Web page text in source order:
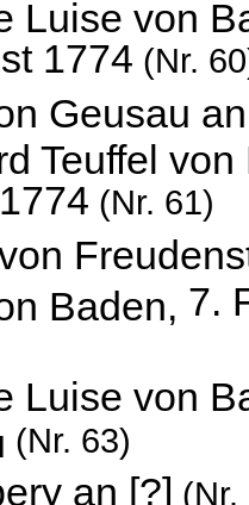
Luise von
1774 (Nr.
Geusau
Teuffel
(Nr. 61)
Baden, 7.
Luise von
(Nr. 63)
an [?] (Nr.